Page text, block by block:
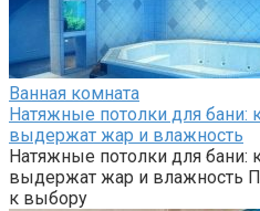
Ванная комната
Натяжные потолки для бани:
выдержат жар и влажность
Натяжные потолки для бани:
выдержат жар и влажность
к выбору